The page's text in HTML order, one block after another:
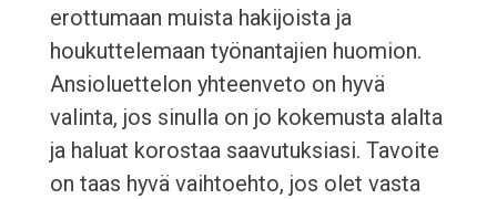
erottumaan muista hakijoista ja
houkuttelemaan työnantajien huomion.
Ansioluettelon yhteenveto on hyvä
valinta, jos sinulla on jo kokemusta alalta
ja haluat korostaa saavutuksiasi. Tavoite
on taas hyvä vaihtoehto, jos olet vasta